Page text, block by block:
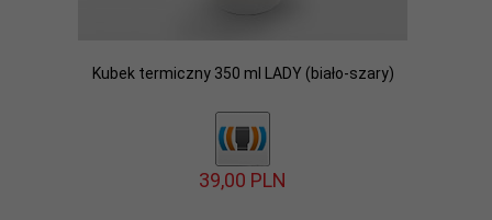
Kubek termiczny 350 ml LADY (biało-szary)
39,00 PLN